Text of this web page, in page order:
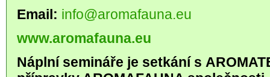
Email: info@aromafauna.eu
www.aromafauna.eu
Náplní semináře je setkání s